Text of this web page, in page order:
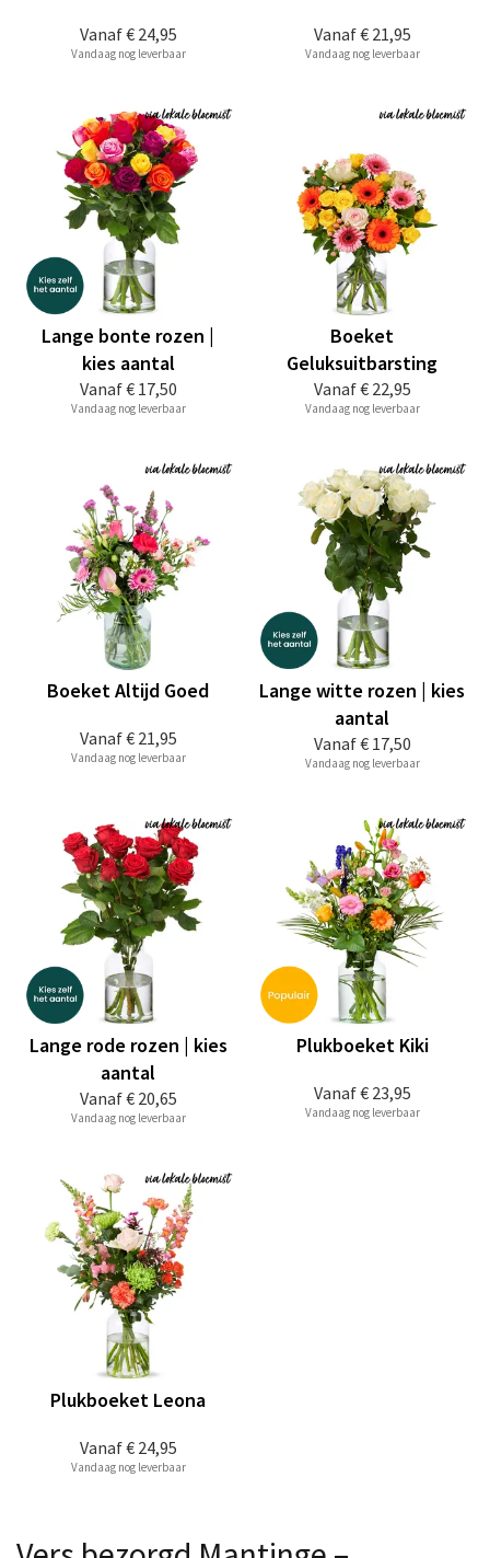
Vanaf€ 24,95
Vandaag nog leverbaar
Vanaf€ 21,95
Vandaag nog leverbaar
Vanaf€ 17,50
Lange bonte rozen |
kies aantal
Vandaag nog leverbaar
Vanaf€ 22,95
Boeket
Geluksuitbarsting
Vandaag nog leverbaar
Vanaf€ 21,95
Boeket Altijd Goed
Vandaag nog leverbaar
Vanaf€ 17,50
Lange witte rozen | kies
aantal
Vandaag nog leverbaar
Vanaf€ 20,65
Lange rode rozen | kies
aantal
Vandaag nog leverbaar
Vanaf€ 23,95
Plukboeket Kiki
Vandaag nog leverbaar
Vanaf€ 24,95
Plukboeket Leona
Vandaag nog leverbaar